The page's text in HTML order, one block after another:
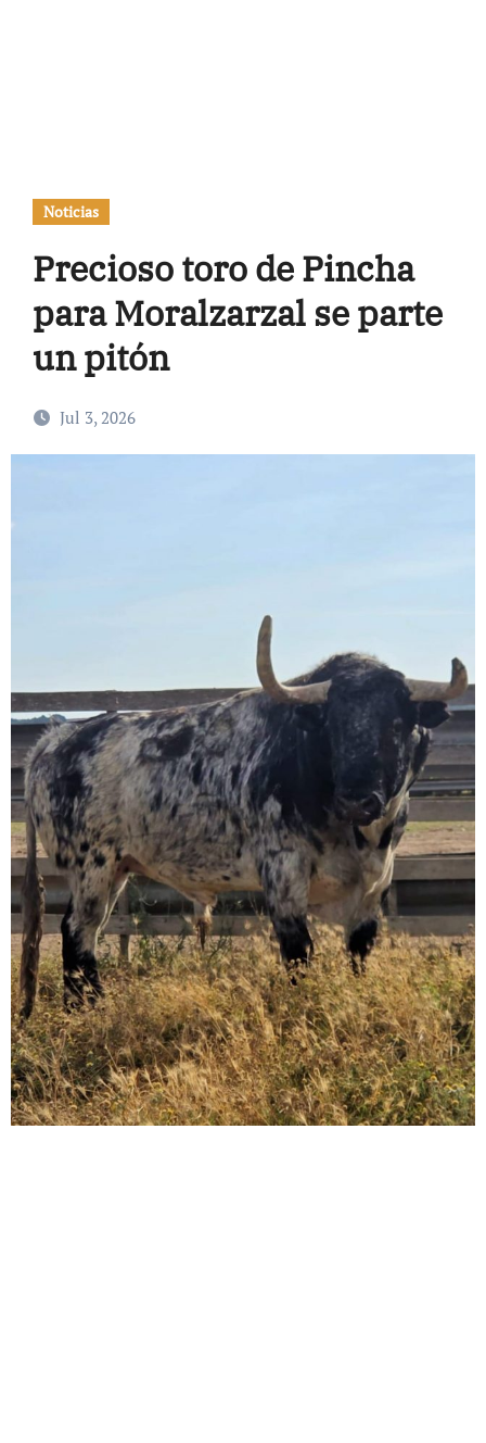
Noticias
Precioso toro de Pincha
para Moralzarzal se parte
un pitón
Jul 3, 2026